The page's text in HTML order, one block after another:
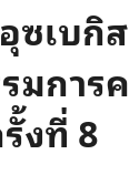
เบกิ
การ
งที่ 8